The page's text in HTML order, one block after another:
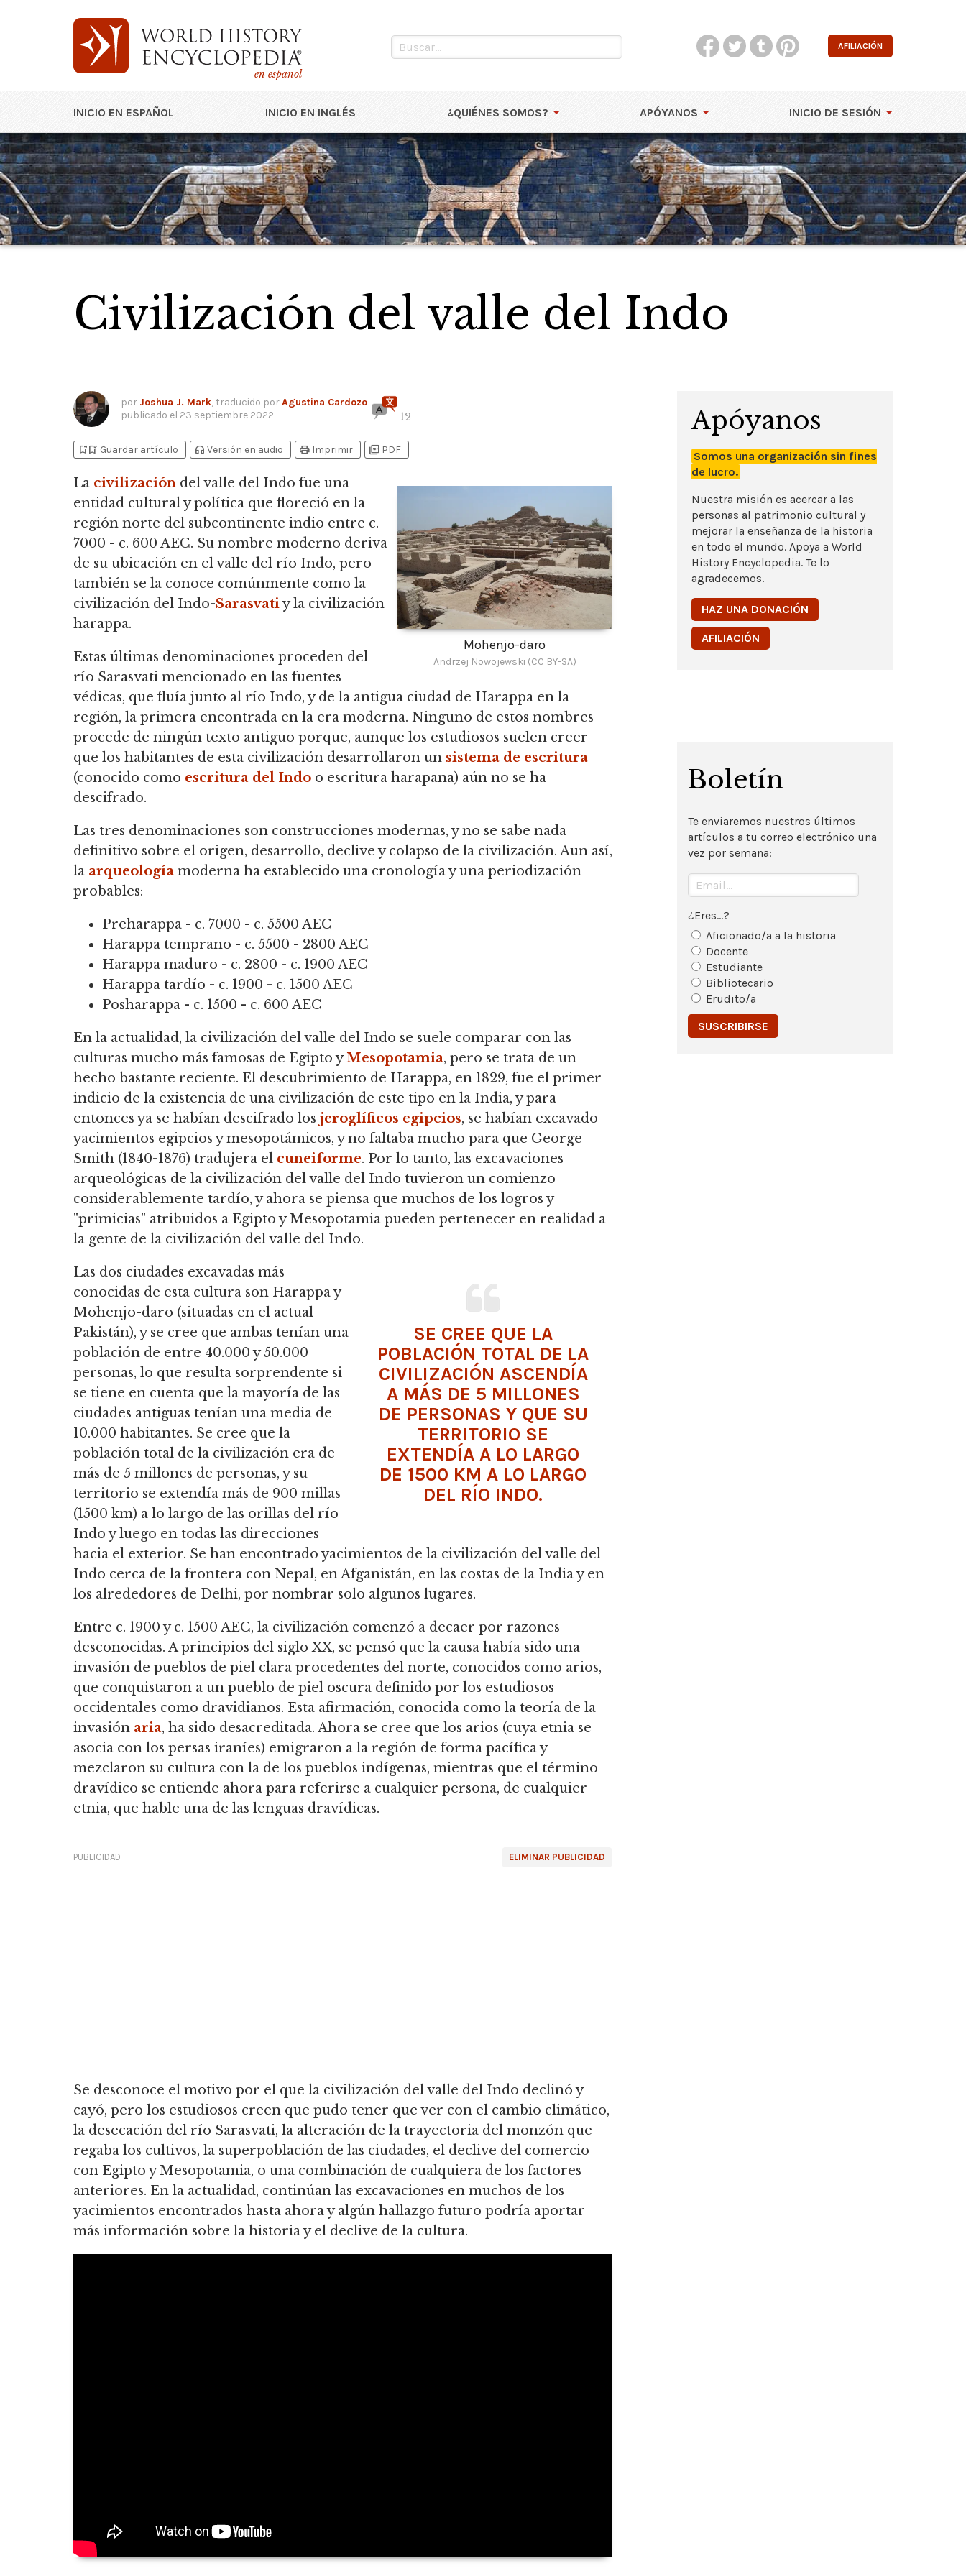
en español
AFILIACIÓN
INICIO EN ESPAÑOL INICIO EN INGLÉS ¿QUIÉNES SOMOS? APÓYANOS INICIO DE SESIÓN
Civilización del valle del Indo
por Joshua J. Mark, traducido porAgustina Cardozo
publicado el 23 septiembre 2022 12
bookmark_addbookmark_added Guardar artículo headphones Versión en audio print Imprimir picture_as_pdf PDF
Mohenjo-daro
Andrzej Nowojewski (CC BY-SA)
La civilización del valle del Indo fue una
entidad cultural y política que floreció en la
región norte del subcontinente indio entre c.
7000 - c. 600 AEC. Su nombre moderno deriva
de su ubicación en el valle del río Indo, pero
también se la conoce comúnmente como la
civilización del Indo-Sarasvatiy la civilización
harappa.
Estas últimas denominaciones proceden del
río Sarasvati mencionado en las fuentes
védicas, que fluía junto al río Indo, y de la antigua ciudad de Harappa en la
región, la primera encontrada en la era moderna. Ninguno de estos nombres
procede de ningún texto antiguo porque, aunque los estudiosos suelen creer
que los habitantes de esta civilización desarrollaron un sistema de escritura
(conocido como escritura del Indo o escritura harapana) aún no se ha
descifrado.
Las tres denominaciones son construcciones modernas, y no se sabe nada
definitivo sobre el origen, desarrollo, declive y colapso de la civilización. Aun así,
la arqueología moderna ha establecido una cronología y una periodización
probables:
Preharappa - c. 7000 - c. 5500 AEC
Harappa temprano - c. 5500 - 2800 AEC
Harappa maduro - c. 2800 - c. 1900 AEC
Harappa tardío - c. 1900 - c. 1500 AEC
Posharappa - c. 1500 - c. 600 AEC
En la actualidad, la civilización del valle del Indo se suele comparar con las
culturas mucho más famosas de Egipto yMesopotamia, pero se trata de un
hecho bastante reciente. El descubrimiento de Harappa, en 1829, fue el primer
indicio de la existencia de una civilización de este tipo en la India, y para
entonces ya se habían descifrado los jeroglíficos egipcios, se habían excavado
yacimientos egipcios y mesopotámicos, y no faltaba mucho para que George
Smith (1840-1876) tradujera el cuneiforme. Por lo tanto, las excavaciones
arqueológicas de la civilización del valle del Indo tuvieron un comienzo
considerablemente tardío, y ahora se piensa que muchos de los logros y
"primicias" atribuidos a Egipto y Mesopotamia pueden pertenecer en realidad a
la gente de la civilización del valle del Indo.
SE CREE QUE LA
POBLACIÓN TOTAL DE LA
CIVILIZACIÓN ASCENDÍA
A MÁS DE 5 MILLONES
DE PERSONAS Y QUE SU
TERRITORIO SE
EXTENDÍA A LO LARGO
DE 1500 KM A LO LARGO
DEL RÍO INDO.
Las dos ciudades excavadas más
conocidas de esta cultura son Harappa y
Mohenjo-daro (situadas en el actual
Pakistán), y se cree que ambas tenían una
población de entre 40.000 y 50.000
personas, lo que resulta sorprendente si
se tiene en cuenta que la mayoría de las
ciudades antiguas tenían una media de
10.000 habitantes. Se cree que la
población total de la civilización era de
más de 5 millones de personas, y su
territorio se extendía más de 900 millas
(1500 km) a lo largo de las orillas del río
Indo y luego en todas las direcciones
hacia el exterior. Se han encontrado yacimientos de la civilización del valle del
Indo cerca de la frontera con Nepal, en Afganistán, en las costas de la India y en
los alrededores de Delhi, por nombrar solo algunos lugares.
Entre c. 1900 y c. 1500 AEC, la civilización comenzó a decaer por razones
desconocidas. A principios del siglo XX, se pensó que la causa había sido una
invasión de pueblos de piel clara procedentes del norte, conocidos como arios,
que conquistaron a un pueblo de piel oscura definido por los estudiosos
occidentales como dravidianos. Esta afirmación, conocida como la teoría de la
invasión aria, ha sido desacreditada. Ahora se cree que los arios (cuya etnia se
asocia con los persas iraníes) emigraron a la región de forma pacífica y
mezclaron su cultura con la de los pueblos indígenas, mientras que el término
dravídico se entiende ahora para referirse a cualquier persona, de cualquier
etnia, que hable una de las lenguas dravídicas.
ELIMINAR PUBLICIDAD
PUBLICIDAD
Se desconoce el motivo por el que la civilización del valle del Indo declinó y
cayó, pero los estudiosos creen que pudo tener que ver con el cambio climático,
la desecación del río Sarasvati, la alteración de la trayectoria del monzón que
regaba los cultivos, la superpoblación de las ciudades, el declive del comercio
con Egipto y Mesopotamia, o una combinación de cualquiera de los factores
anteriores. En la actualidad, continúan las excavaciones en muchos de los
yacimientos encontrados hasta ahora y algún hallazgo futuro podría aportar
más información sobre la historia y el declive de la cultura.
Apóyanos
Somos una organización sin fines
de lucro.
Nuestra misión es acercar a las
personas al patrimonio cultural y
mejorar la enseñanza de la historia
en todo el mundo. Apoya a World
History Encyclopedia. Te lo
agradecemos.
HAZ UNA DONACIÓN
AFILIACIÓN
Boletín
Te enviaremos nuestros últimos
artículos a tu correo electrónico una
vez por semana:
¿Eres...?
Aficionado/a a la historia
Docente
Estudiante
Bibliotecario
Erudito/a